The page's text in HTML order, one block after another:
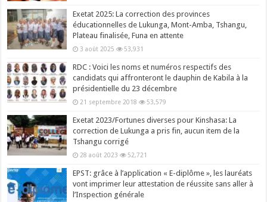
Exetat 2025: La correction des provinces
éducationnelles de Lukunga, Mont-Amba, Tshangu,
Plateau finalisée, Funa en attente
3 août 2025 53,931
RDC : Voici les noms et numéros respectifs des
candidats qui affronteront le dauphin de Kabila à la
présidentielle du 23 décembre
21 septembre 2018 53,579
Exetat 2023/Fortunes diverses pour Kinshasa: La
correction de Lukunga a pris fin, aucun item de la
Tshangu corrigé
28 août 2023 52,721
EPST: grâce à l’application « E-diplôme », les lauréats
vont imprimer leur attestation de réussite sans aller à
l’Inspection générale